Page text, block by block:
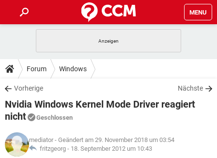
MENU
ANDROID
WINDOWS 10
WHATSAPP TIKTOK
FACEBOOK
TIPPS & TRICKS
SPIELE
WINDOWS 10
FACEBOOK HARDWARE
DOWNLOADS
SPIELE STREAMING
ANDROID
WINDOWS 10 INSTAGRAM
WHATSAPP
FORUM
ANDROID IOS
LEXIKON
SPIELE
Forum Windows
Vorherige Nächste
Nvidia Windows Kernel Mode Driver reagiert
nicht
Geschlossen
mediator - Geändert am 29. November 2018 um 03:54
fritzgeorg - 18. September 2012 um 10:43